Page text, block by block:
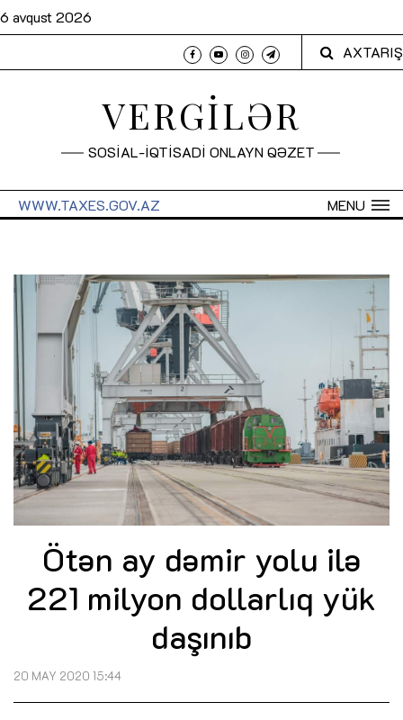
6 avqust 2026
AXTARIŞ
VERGİLƏR
SOSİAL-İQTİSADİ ONLAYN QƏZET
MENU
WWW.TAXES.GOV.AZ
Ötən ay dəmir yolu ilə
221 milyon dollarlıq yük
daşınıb
20 MAY 2020 15:44